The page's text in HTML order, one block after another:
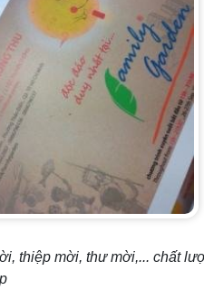
thiệp mời, thư mời,... chất